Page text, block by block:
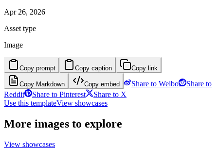
Apr 26, 2026
Asset type
Image
Copy prompt Copy caption Copy link
Copy Markdown Copy embed Share to Weibo
Share to
Reddit
Share to Pinterest
Share to X
Use this templateView showcases
More images to explore
View showcases